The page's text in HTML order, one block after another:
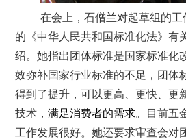
在会上，石僧兰对起草组的
的《中华人民共和国标准化法》有
绍。她指出团体标准是国家标准化
效弥补国家行业标准的不足，团体
得到了提升，可以更高、更快、更
技术，满足消费者的需求。
目前五
工作发展很好。她还要求审查会对